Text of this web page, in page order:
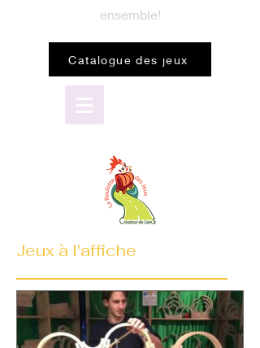
ensemble!
Catalogue des jeux
Jeux à l'affiche